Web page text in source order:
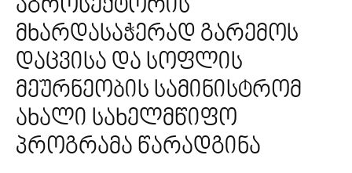
აგროსექტორის
მხარდასაჭერად გარემოს
დაცვისა და სოფლის
მეურნეობის სამინისტრომ
ახალი სახელმწიფო
პროგრამა წარადგინა